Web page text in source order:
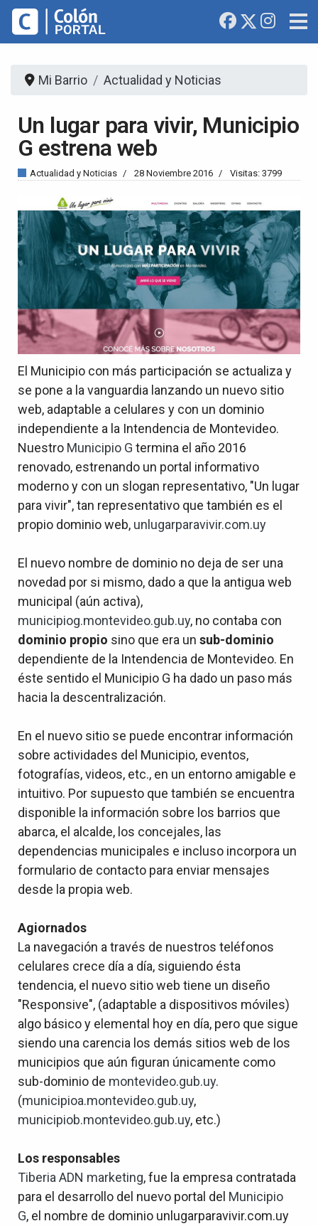
Mi Barrio Actualidad y Noticias
Un lugar para vivir, Municipio
G estrena web
Actualidad y Noticias 28 Noviembre 2016 Visitas: 3799
El Municipio con más participación se actualiza y
se pone a la vanguardia lanzando un nuevo sitio
web, adaptable a celulares y con un dominio
independiente a la Intendencia de Montevideo.
Nuestro Municipio G termina el año 2016
renovado, estrenando un portal informativo
moderno y con un slogan representativo, "Un lugar
para vivir", tan representativo que también es el
propio dominio web, unlugarparavivir.com.uy
El nuevo nombre de dominio no deja de ser una
novedad por si mismo, dado a que la antigua web
municipal (aún activa),
municipiog.montevideo.gub.uy, no contaba con
dominio propio sino que era un sub-dominio
dependiente de la Intendencia de Montevideo. En
éste sentido el Municipio G ha dado un paso más
hacia la descentralización.
En el nuevo sitio se puede encontrar información
sobre actividades del Municipio, eventos,
fotografías, videos, etc., en un entorno amigable e
intuitivo. Por supuesto que también se encuentra
disponible la información sobre los barrios que
abarca, el alcalde, los concejales, las
dependencias municipales e incluso incorpora un
formulario de contacto para enviar mensajes
desde la propia web.
Agiornados
La navegación a través de nuestros teléfonos
celulares crece día a día, siguiendo ésta
tendencia, el nuevo sitio web tiene un diseño
"Responsive", (adaptable a dispositivos móviles)
algo básico y elemental hoy en día, pero que sigue
siendo una carencia los demás sitios web de los
municipios que aún figuran únicamente como
sub-dominio de montevideo.gub.uy.
(municipioa.montevideo.gub.uy,
municipiob.montevideo.gub.uy, etc.)
Los responsables
Tiberia ADN marketing, fue la empresa contratada
para el desarrollo del nuevo portal del Municipio
G, el nombre de dominio unlugarparavivir.com.uy